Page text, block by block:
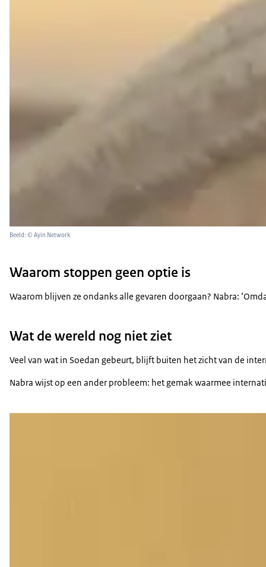
Beeld: © Ayin Network
Waarom stoppen geen optie is
Waarom blijven ze ondanks alle gevaren doorgaan? Nabra:
Wat de wereld nog niet ziet
Veel van wat in Soedan gebeurt, blijft buiten het zicht van de
Nabra wijst op een ander probleem: het gemak waarmee